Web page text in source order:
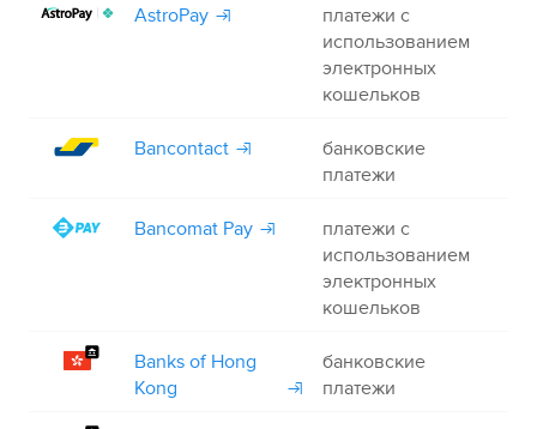
AstroPay
платежи с
использованием
электронных
кошельков
Bancontact
банковские
платежи
Bancomat Pay
платежи с
использованием
электронных
кошельков
Banks of Hong
Kong
банковские
платежи